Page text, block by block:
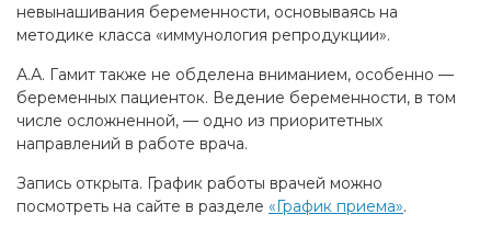
невынашивания беременности, основываясь на
методике класса «иммунология репродукции».
А.А. Гамит также не обделена вниманием, особенно —
беременных пациенток. Ведение беременности, в том
числе осложненной, — одно из приоритетных
направлений в работе врача.
Запись открыта. График работы врачей можно
посмотреть на сайте в разделе «График приема».